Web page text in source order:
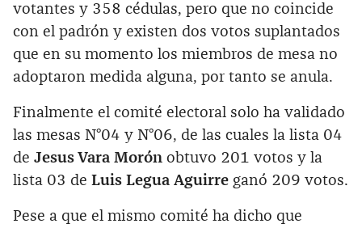
votantes y 358 cédulas, pero que no coincide
con el padrón y existen dos votos suplantados
que en su momento los miembros de mesa no
adoptaron medida alguna, por tanto se anula.
Finalmente el comité electoral solo ha validado
las mesas N°04 y N°06, de las cuales la lista 04
de Jesus Vara Morón obtuvo 201 votos y la
lista 03 de Luis Legua Aguirre ganó 209 votos.
Pese a que el mismo comité ha dicho que